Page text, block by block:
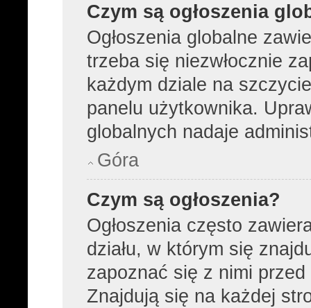
Czym są ogłoszenia
Ogłoszenia globalne
trzeba się niezwłocznie
każdym dziale na
panelu użytkownika.
globalnych nadaje
Góra
Czym są ogłoszenia?
Ogłoszenia często
działu, w którym się
zapoznać się z nimi
Znajdują się na każdej